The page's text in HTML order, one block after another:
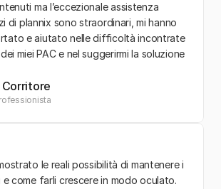
le reali possibilità di mantenere i
ma l’eccezionale assistenza
di plannix sono straordinari, mi hanno
e aiutato nelle difficoltà incontrate
miei PAC e nel suggerirmi la soluzione
Corritore